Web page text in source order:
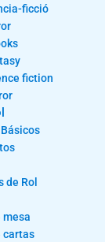
ficció
fiction
de Rol
mesa
cartas